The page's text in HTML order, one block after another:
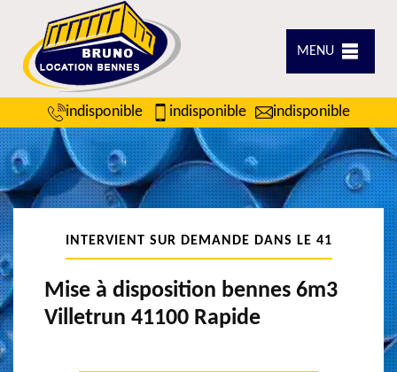
MENU
indisponible indisponible indisponible
INTERVIENT SUR DEMANDE DANS LE 41
Mise à disposition bennes 6m3
Villetrun 41100 Rapide